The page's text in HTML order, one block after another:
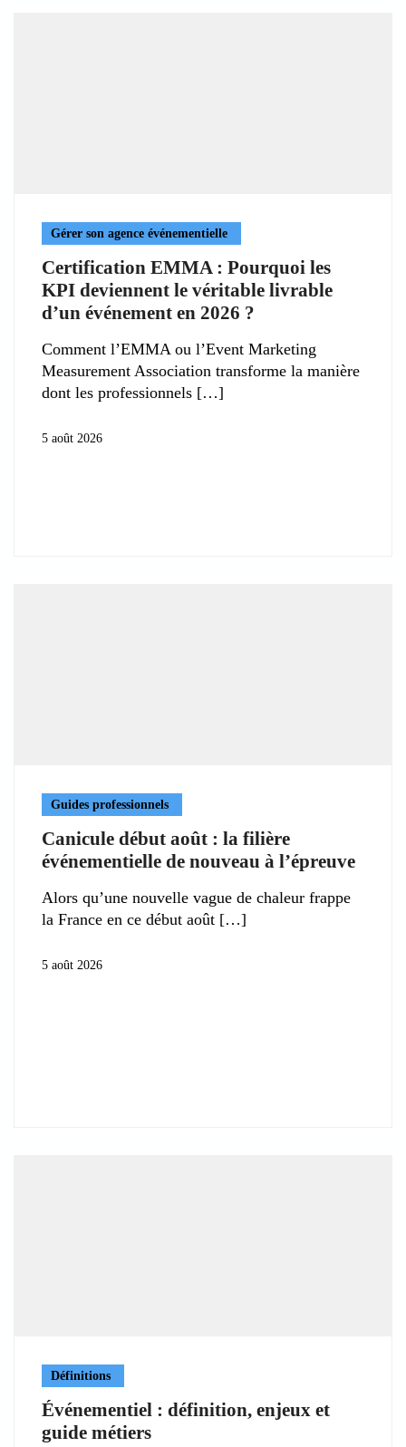
Gérer son agence événementielle
Certification EMMA : Pourquoi les
KPI deviennent le véritable livrable
d’un événement en 2026 ?
Comment l’EMMA ou l’Event Marketing
Measurement Association transforme la manière
dont les professionnels
5 août 2026
Guides professionnels
Canicule début août : la filière
événementielle de nouveau à l’épreuve
Alors qu’une nouvelle vague de chaleur frappe
la France en ce début août
5 août 2026
Définitions
Événementiel : définition, enjeux et
guide métiers